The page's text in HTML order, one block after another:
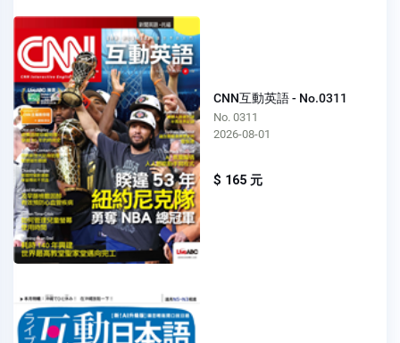
CNN互動英語 - No.0311
No. 0311
2026-08-01
$ 165 元